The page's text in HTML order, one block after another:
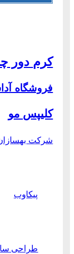
کرم دور
فروشگاه
کلیپس مو
شرکت
پیکاوب
طراحی